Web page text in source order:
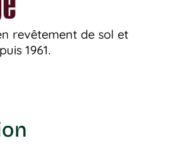
revêtement de sol et
1961.